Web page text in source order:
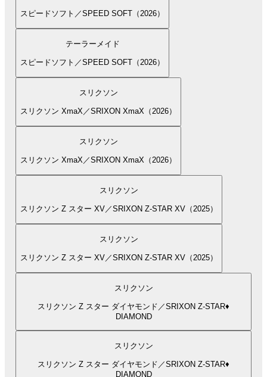
スピードソフト／SPEED SOFT（2026）
テーラーメイド
スピードソフト／SPEED SOFT（2026）
スリクソン
スリクソン XmaX／SRIXON XmaX（2026）
スリクソン
スリクソン XmaX／SRIXON XmaX（2026）
スリクソン
スリクソン Z スター XV／SRIXON Z-STAR XV（2025）
スリクソン
スリクソン Z スター XV／SRIXON Z-STAR XV（2025）
スリクソン
スリクソン Z スター ダイヤモンド／SRIXON Z-STAR♦︎
DIAMOND
スリクソン
スリクソン Z スター ダイヤモンド／SRIXON Z-STAR♦︎
DIAMOND